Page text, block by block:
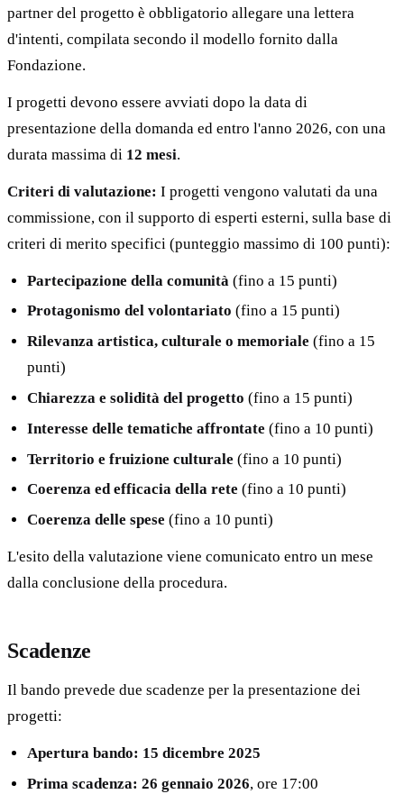
partner del progetto è obbligatorio allegare una lettera
d'intenti, compilata secondo il modello fornito dalla
Fondazione.
I progetti devono essere avviati dopo la data di
presentazione della domanda ed entro l'anno 2026, con una
durata massima di 12 mesi.
Criteri di valutazione: I progetti vengono valutati da una
commissione, con il supporto di esperti esterni, sulla base di
criteri di merito specifici (punteggio massimo di 100 punti):
Partecipazione della comunità (fino a 15 punti)
Protagonismo del volontariato (fino a 15 punti)
Rilevanza artistica, culturale o memoriale (fino a 15
punti)
Chiarezza e solidità del progetto (fino a 15 punti)
Interesse delle tematiche affrontate (fino a 10 punti)
Territorio e fruizione culturale (fino a 10 punti)
Coerenza ed efficacia della rete (fino a 10 punti)
Coerenza delle spese (fino a 10 punti)
L'esito della valutazione viene comunicato entro un mese
dalla conclusione della procedura.
Scadenze
Il bando prevede due scadenze per la presentazione dei
progetti:
Apertura bando: 15 dicembre 2025
Prima scadenza: 26 gennaio 2026, ore 17:00